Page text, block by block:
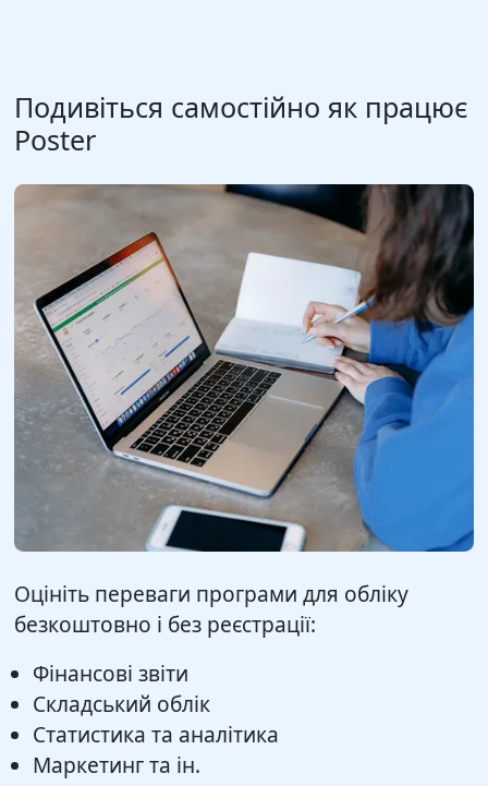
Подивіться самостійно як працює
Poster
Оцініть переваги програми для обліку
безкоштовно і без реєстрації:
Фінансові звіти
Складський облік
Статистика та аналітика
Маркетинг та ін.